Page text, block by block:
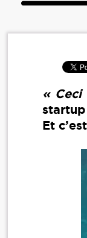
« Ceci
Et